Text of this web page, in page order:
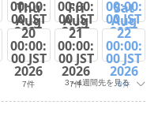
00:00:
00 JST
2026
8件
00:00:
00 JST
2026
8件
00:00:
00 JST
2026
8件
Thu
Aug
20
00:00:
00 JST
2026
7件
Fri
Aug
21
00:00:
00 JST
2026
7件
Sat
Aug
22
00:00:
00 JST
2026
8件
3～4週間先を見る